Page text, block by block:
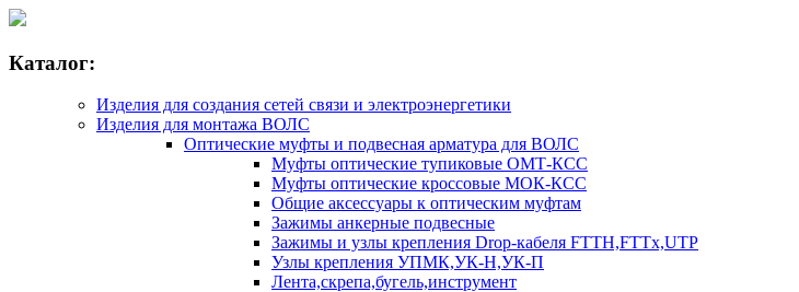
Каталог:
Изделия для создания сетей связи и электроэнергетики
Изделия для монтажа ВОЛС
Оптические муфты и подвесная арматура для ВОЛС
Муфты оптические тупиковые ОМТ-КСС
Муфты оптические кроссовые МОК-КСС
Общие аксессуары к оптическим муфтам
Зажимы анкерные подвесные
Зажимы и узлы крепления Drop-кабеля FTTH,FTTx,UTP
Узлы крепления УПМК,УК-Н,УК-П
Лента,скрепа,бугель,инструмент